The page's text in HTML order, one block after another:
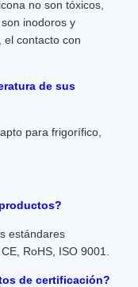
no son tóxicos,
inodoros y
el contacto con
de sus
para frigorífico,
estándares
RoHS, ISO 9001.
de certificación?